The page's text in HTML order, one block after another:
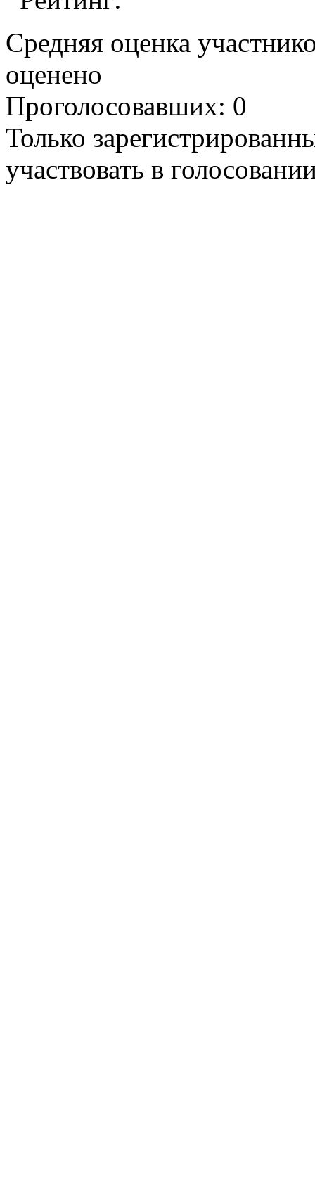
Средняя оценка
оценено
Проголосовавших: 0
Только
участвовать в